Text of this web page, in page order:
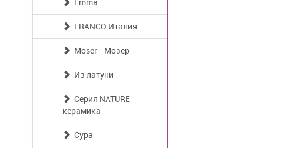
FRANCO Италия
Moser - Мозер
Из латуни
Серия NATURE
керамика
Сура